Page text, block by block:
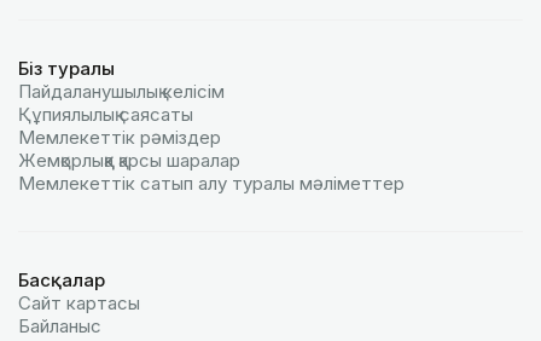
Біз туралы
Пайдаланушылық келiciм
Құпиялылық саясаты
Мемлекеттік рәміздер
Жемқорлыққа қарсы шаралар
Мемлекеттік сатып алу туралы мәлiметтер
Басқалар
Сайт картасы
Байланыс